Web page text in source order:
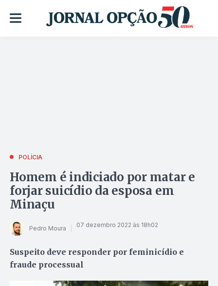
POLÍCIA
Homem é indiciado por matar e
forjar suicídio da esposa em
Minaçu
Pedro Moura 07 dezembro 2022 às 18h02
Suspeito deve responder por feminicídio e
fraude processual